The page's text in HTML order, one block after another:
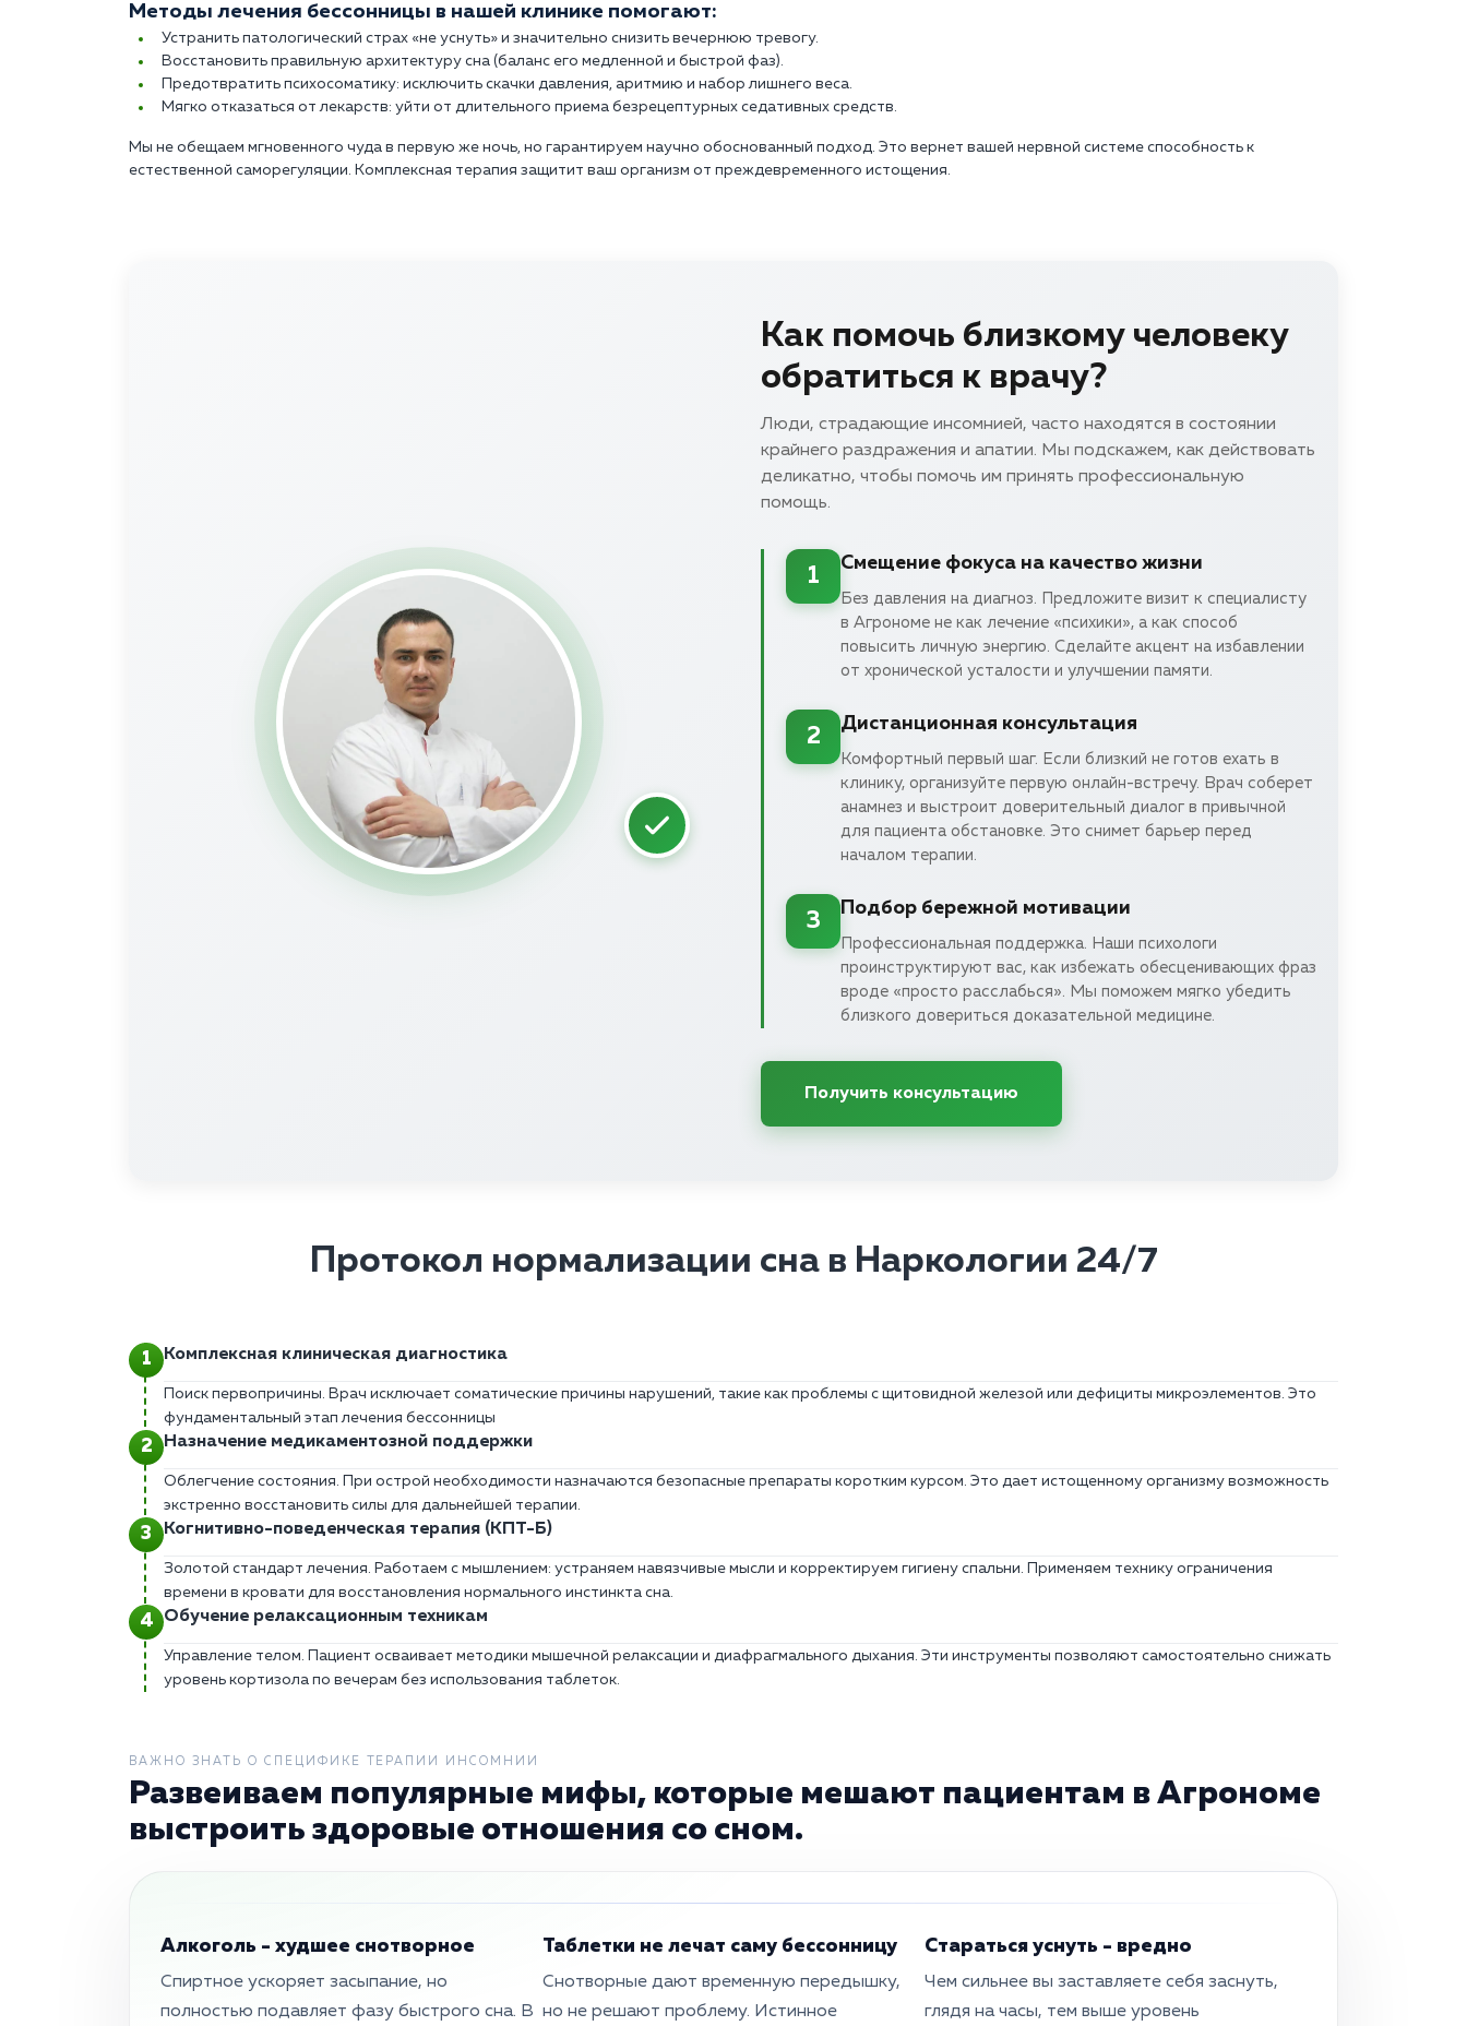
Методы лечения бессонницы в нашей клинике помогают:
Устранить патологический страх «не уснуть» и значительно снизить вечернюю тревогу.
Восстановить правильную архитектуру сна (баланс его медленной и быстрой фаз).
Предотвратить психосоматику: исключить скачки давления, аритмию и набор лишнего веса.
Мягко отказаться от лекарств: уйти от длительного приема безрецептурных седативных средств.
Мы не обещаем мгновенного чуда в первую же ночь, но гарантируем научно обоснованный подход. Это вернет вашей нервной системе способность к
естественной саморегуляции. Комплексная терапия защитит ваш организм от преждевременного истощения.
Как помочь близкому человеку
обратиться к врачу?
Люди, страдающие инсомнией, часто находятся в состоянии
крайнего раздражения и апатии. Мы подскажем, как действовать
деликатно, чтобы помочь им принять профессиональную
помощь.
1
Смещение фокуса на качество жизни
Без давления на диагноз. Предложите визит к специалисту
в Агрономе не как лечение «психики», а как способ
повысить личную энергию. Сделайте акцент на избавлении
от хронической усталости и улучшении памяти.
2
Дистанционная консультация
Комфортный первый шаг. Если близкий не готов ехать в
клинику, организуйте первую онлайн-встречу. Врач соберет
анамнез и выстроит доверительный диалог в привычной
для пациента обстановке. Это снимет барьер перед
началом терапии.
3
Подбор бережной мотивации
Профессиональная поддержка. Наши психологи
проинструктируют вас, как избежать обесценивающих фраз
вроде «просто расслабься». Мы поможем мягко убедить
близкого довериться доказательной медицине.
Получить консультацию
Протокол нормализации сна в Наркологии 24/7
Комплексная клиническая диагностика
Поиск первопричины. Врач исключает соматические причины нарушений, такие как проблемы с щитовидной железой или дефициты микроэлементов. Это
фундаментальный этап лечения бессонницы
Назначение медикаментозной поддержки
Облегчение состояния. При острой необходимости назначаются безопасные препараты коротким курсом. Это дает истощенному организму возможность
экстренно восстановить силы для дальнейшей терапии.
Когнитивно-поведенческая терапия (КПТ-Б)
Золотой стандарт лечения. Работаем с мышлением: устраняем навязчивые мысли и корректируем гигиену спальни. Применяем технику ограничения
времени в кровати для восстановления нормального инстинкта сна.
Обучение релаксационным техникам
Управление телом. Пациент осваивает методики мышечной релаксации и диафрагмального дыхания. Эти инструменты позволяют самостоятельно снижать
уровень кортизола по вечерам без использования таблеток.
ВАЖНО ЗНАТЬ О СПЕЦИФИКЕ ТЕРАПИИ ИНСОМНИИ
Развеиваем популярные мифы, которые мешают пациентам в Агрономе
выстроить здоровые отношения со сном.
Алкоголь - худшее снотворное
Спиртное ускоряет засыпание, но
полностью подавляет фазу быстрого сна. В
Таблетки не лечат саму бессонницу
Снотворные дают временную передышку,
но не решают проблему. Истинное
Стараться уснуть - вредно
Чем сильнее вы заставляете себя заснуть,
глядя на часы, тем выше уровень